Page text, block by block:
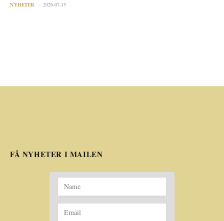
NYHETER 2026-07-15
FÅ NYHETER I MAILEN